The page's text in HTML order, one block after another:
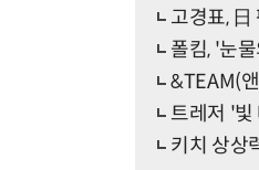
고경표,
폴킴, '눈
&TEAM(
트레저 '
키치 상상